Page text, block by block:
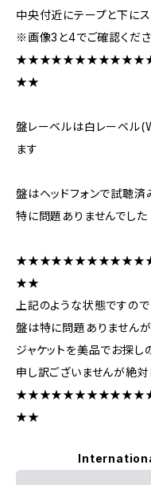
中央付近にテープと下に
※画像3と4でご確認くだ
★★
盤レーベルは白レーベル
ます
盤はヘッドフォンで試聴済
特に問題ありませんでした
★★
上記のような状態ですので
盤は特に問題ありませんが
ジャケットを美品でお探し
申し訳ございませんが絶
★★